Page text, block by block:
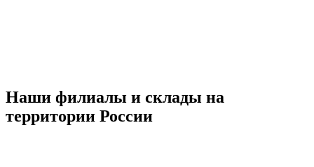
Наши филиалы и склады на
территории России